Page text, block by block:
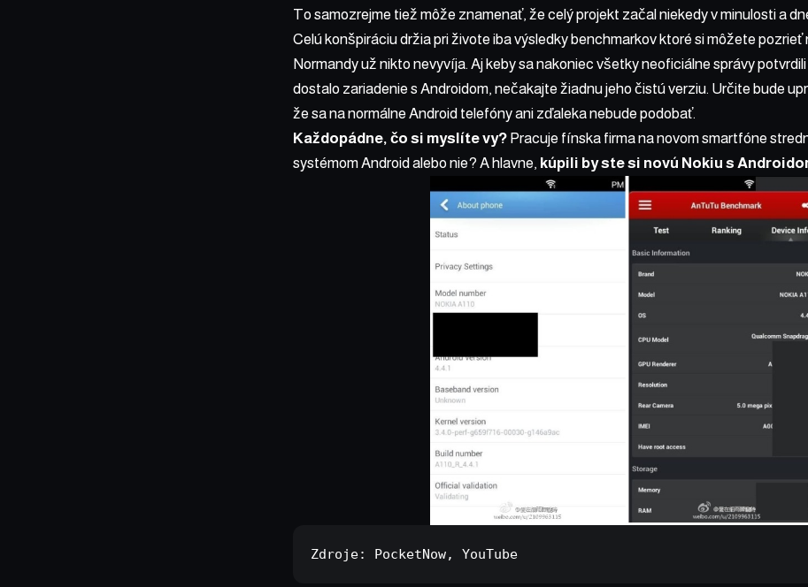
To samozrejme tiež môže znamenať, že celý projekt začal niekedy v minulosti a
Celú konšpiráciu držia pri živote iba výsledky benchmarkov ktoré si môžete pozrieť
Normandy už nikto nevyvíja. Aj keby sa nakoniec všetky neoficiálne správy
dostalo zariadenie s Androidom, nečakajte žiadnu jeho čistú verziu. Určite bude
že sa na normálne Android telefóny ani zďaleka nebude podobať.
Každopádne, čo si myslíte vy? Pracuje fínska firma na novom smartfóne
systémom Android alebo nie? A hlavne, kúpili by ste si novú Nokiu s
Zdroje: PocketNow, YouTube